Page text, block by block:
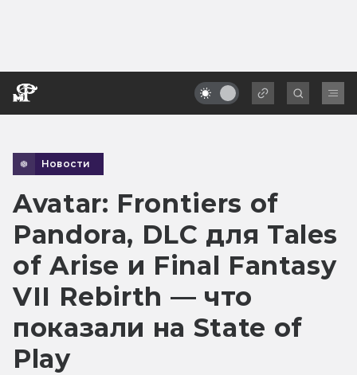
Новости
Avatar: Frontiers of
Pandora, DLC для Tales
of Arise и Final Fantasy
VII Rebirth — что
показали на State of
Play